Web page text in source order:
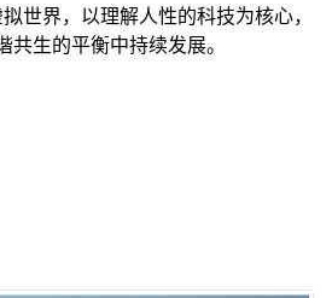
世界，以理解人性的科技为核心，
共生的平衡中持续发展。